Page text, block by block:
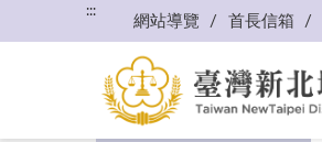
:::
網站導覽 首長信箱